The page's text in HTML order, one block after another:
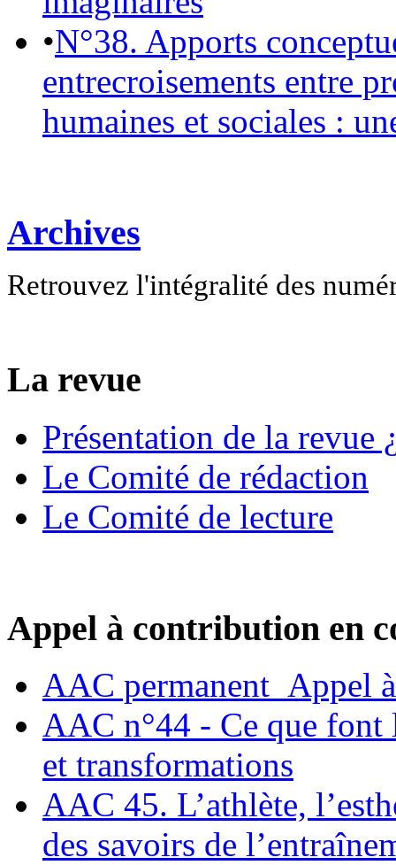
•N°38. Apports
entrecroisements entre
humaines et sociales :
Archives
Retrouvez l'intégralité des
La revue
Présentation de la revue
Le Comité de rédaction
Le Comité de lecture
Appel à contribution en
AAC permanent_Appel
AAC n°44 - Ce que font
et transformations
AAC 45. L’athlète,
des savoirs de